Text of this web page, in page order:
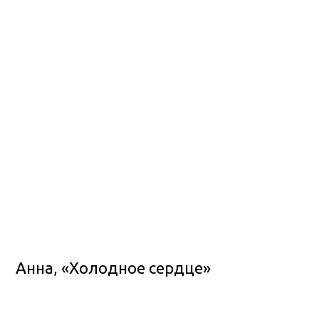
Анна, «Холодное сердце»